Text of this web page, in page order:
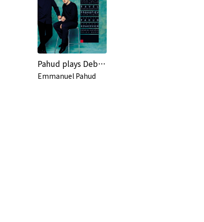
Pahud plays Debussy, Ravel & Prokofiev
Emmanuel Pahud